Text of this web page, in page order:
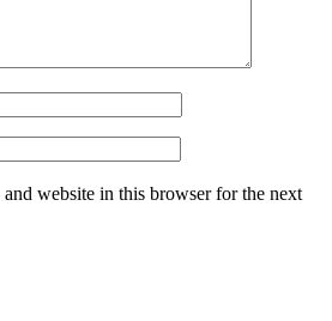
and website in this browser for the next